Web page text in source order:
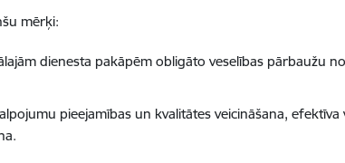
mērķi:
dienesta pakāpēm obligāto veselības pārbaužu
pieejamības un kvalitātes veicināšana,